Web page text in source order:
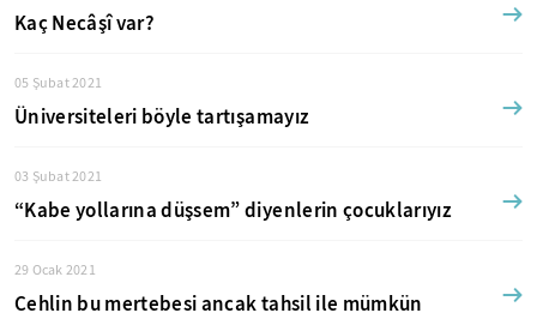
Kaç Necâşî var?
05 Şubat 2021
Üniversiteleri böyle tartışamayız
03 Şubat 2021
“Kabe yollarına düşsem” diyenlerin çocuklarıyız
29 Ocak 2021
Cehlin bu mertebesi ancak tahsil ile mümkün